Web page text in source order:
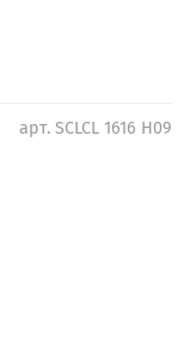
арт. SCLCL 1616 H09